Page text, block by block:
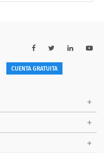
CUENTA GRATUITA